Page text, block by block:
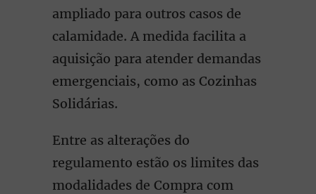
ampliado para outros casos de
calamidade. A medida facilita a
aquisição para atender demandas
emergenciais, como as Cozinhas
Solidárias.
Entre as alterações do
regulamento estão os limites das
modalidades de Compra com